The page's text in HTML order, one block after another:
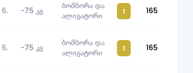
-75 კგ
ბომბორა და
ალიგატორი
1 165
-75 კგ
ბომბორა და
ალიგატორი
1 165